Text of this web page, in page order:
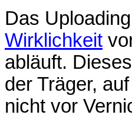
Das
Wirklichkeit
abläuft.
der Träger,
nicht vor